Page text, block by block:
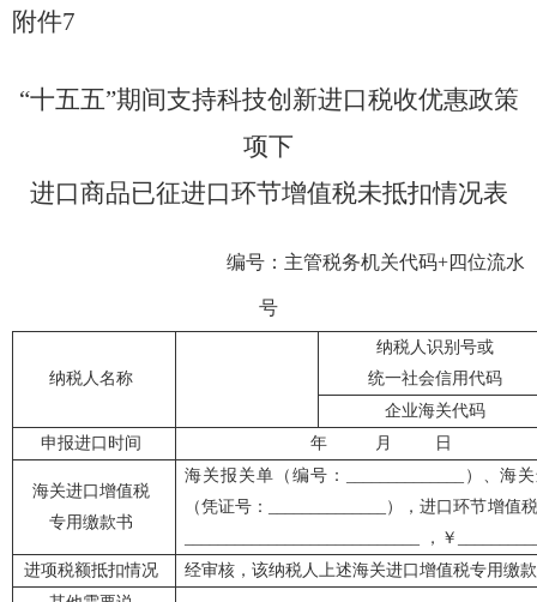
附件7
“十五五”期间支持科技创新进口税收优惠政策
项下
进口商品已征进口环节增值税未抵扣情况表
编号：主管税务机关代码+四位流水
号
纳税人名称
纳税人识别号或
统一社会信用代码
企业海关代码
申报进口时间
年 月 日
海关进口增值税
专用缴款书
海关报关单（编号：
）、海
（凭证号：
），进口环节增值
，￥
进项税额抵扣情况
经审核，该纳税人上述海关进口增值税专用缴